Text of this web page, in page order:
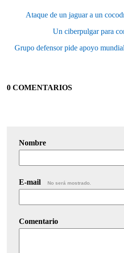
Ataque de un jaguar a un
Un ciberpulgar para
Grupo defensor pide apoyo
0 COMENTARIOS
Nombre
E-mail No será mostrado.
Comentario